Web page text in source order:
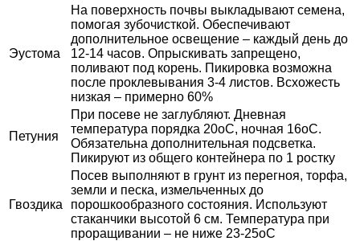
Эустома
На поверхность почвы выкладывают семена,
помогая зубочисткой. Обеспечивают
дополнительное освещение – каждый день до
12-14 часов. Опрыскивать запрещено,
поливают под корень. Пикировка возможна
после проклевывания 3-4 листов. Всхожесть
низкая – примерно 60%
Петуния
При посеве не заглубляют. Дневная
температура порядка 20оС, ночная 16оС.
Обязательна дополнительная подсветка.
Пикируют из общего контейнера по 1 ростку
Гвоздика
Посев выполняют в грунт из перегноя, торфа,
земли и песка, измельченных до
порошкообразного состояния. Используют
стаканчики высотой 6 см. Температура при
проращивании – не ниже 23-25оС